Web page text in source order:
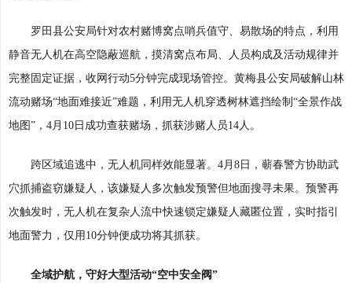
罗田县公安局针对农村赌博窝点哨兵值守、易散场的特点，利用
静音无人机在高空隐蔽巡航，摸清窝点布局、人员构成及活动规律并
完整固定证据，收网行动5分钟完成现场管控。黄梅县公安局破解山林
流动赌场“地面难接近”难题，利用无人机穿透树林遮挡绘制“全景作战
地图”，4月10日成功查获赌场，抓获涉赌人员14人。
跨区域追逃中，无人机同样效能显著。4月8日，蕲春警方协助武
穴抓捕盗窃嫌疑人，该嫌疑人多次触发预警但地面搜寻未果。预警再
次触发时，无人机在复杂人流中快速锁定嫌疑人藏匿位置，实时指引
地面警力，仅用10分钟便成功将其抓获。
全域护航，守好大型活动“空中安全阀”